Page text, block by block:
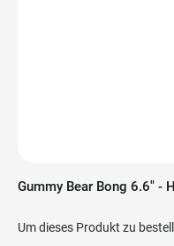
Gummy Bear Bong 6.6" -
Um dieses Produkt zu